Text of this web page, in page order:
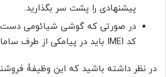
پیشنهادی را پشت سر بگذارید.
در صورتی که گوشی شیائومی دست
کد IMEI باید در پیامکی از طرف سامانه همتا ارسال شود.
در نظر داشته باشید که این وظیفۀ